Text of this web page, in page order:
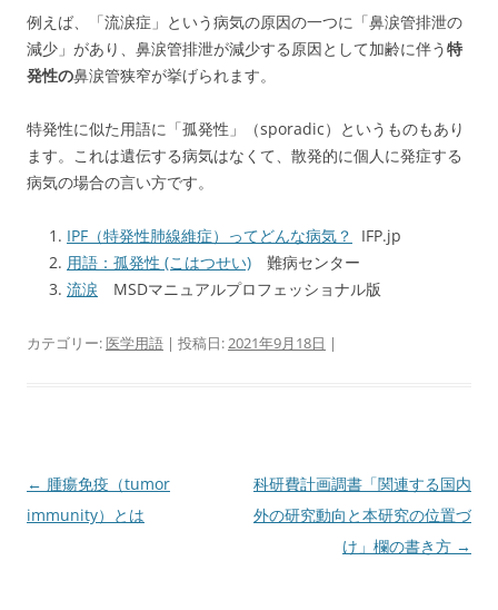
例えば、「流涙症」という病気の原因の一つに「鼻涙管排泄の
減少」があり、鼻涙管排泄が減少する原因として加齢に伴う特
発性の鼻涙管狭窄が挙げられます。
特発性に似た用語に「孤発性」（sporadic）というものもあり
ます。これは遺伝する病気はなくて、散発的に個人に発症する
病気の場合の言い方です。
IPF（特発性肺線維症）ってどんな病気？
IFP.jp
用語：孤発性 (こはつせい) 難病センター
流涙 MSDマニュアルプロフェッショナル版
カテゴリー:医学用語 | 投稿日:2021年9月18日 |
投
稿
← 腫瘍免疫（tumor
immunity）とは
科研費計画調書「関連する国内
外の研究動向と本研究の位置づ
け」欄の書き方 →